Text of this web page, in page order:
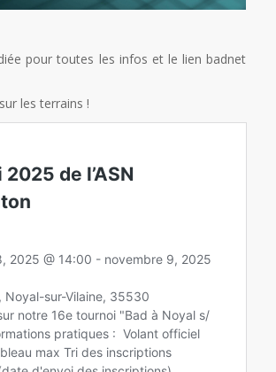
pour toutes les infos et le lien badnet
les terrains !